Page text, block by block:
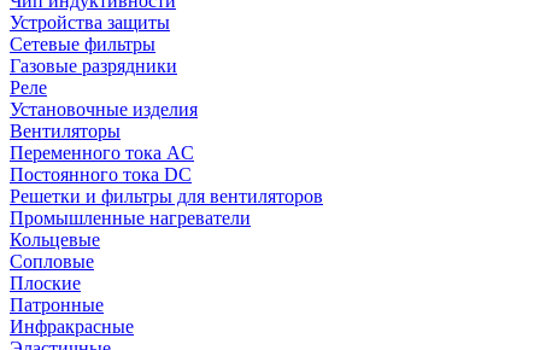
Устройства защиты
Сетевые фильтры
Газовые разрядники
Реле
Установочные изделия
Вентиляторы
Переменного тока AC
Постоянного тока DC
Решетки и фильтры для вентиляторов
Промышленные нагреватели
Кольцевые
Сопловые
Плоские
Патронные
Инфракрасные